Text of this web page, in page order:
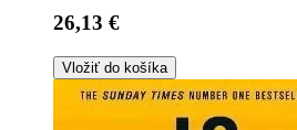
26,13 €
Vložiť do košíka